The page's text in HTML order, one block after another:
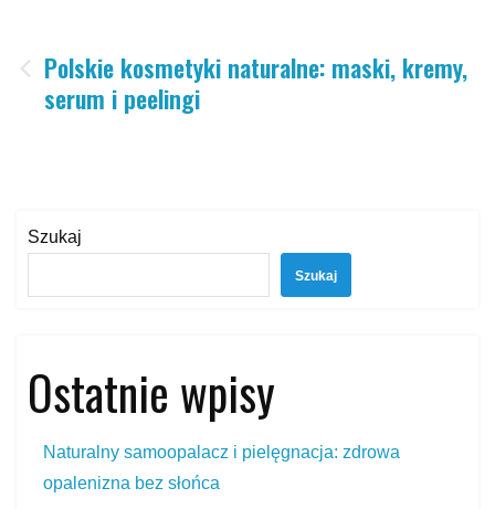
Nawigacja
wpisu
Polskie kosmetyki naturalne: maski, kremy,
serum i peelingi
Szukaj
Szukaj
Ostatnie wpisy
Naturalny samoopalacz i pielęgnacja: zdrowa
opalenizna bez słońca